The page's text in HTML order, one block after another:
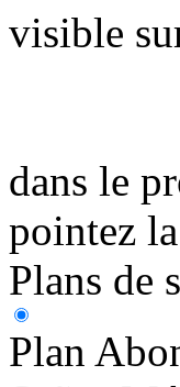
visible
dans le
pointez
Plans de
Plan